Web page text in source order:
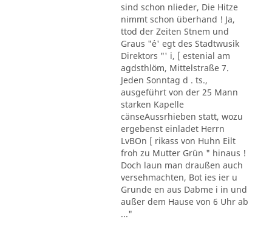
sind schon nlieder, Die Hitze
nimmt schon überhand ! Ja,
ttod der Zeiten Stnem und
Graus "´e' egt des Stadtwusik
Direktors "' i, [ estenial am
agdsthlöm, Mittelstraße 7.
Jeden Sonntag d . ts.,
ausgeführt von der 25 Mann
starken Kapelle
cänseAussrhieben statt, wozu
ergebenst einladet Herrn
LvBOn [ rikass von Huhn Eilt
froh zu Mutter Grün " hinaus !
Doch laun man draußen auch
versehmachten, Bot ies ier u
Grunde en aus Dabme i in und
außer dem Hause von 6 Uhr ab
..."